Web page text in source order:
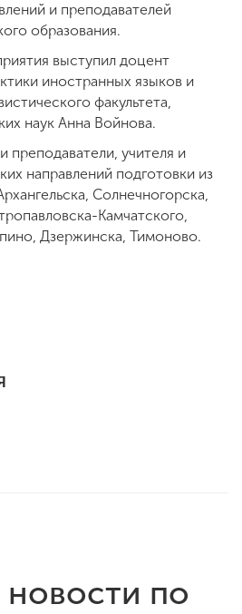
и преподавателей
образования.
выступил доцент
иностранных языков и
факультета,
наук Анна Войнова.
преподаватели, учителя и
направлений подготовки из
Солнечногорска,
Камчатского,
Дзержинска, Тимоново.
новости по